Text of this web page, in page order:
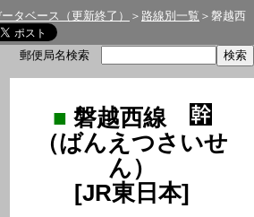
タベース（更新終了） ＞ 路線別一覧 ＞磐越西
郵便局名検索
■ 磐越西線
（ばんえつさいせ
ん）
[JR東日本]